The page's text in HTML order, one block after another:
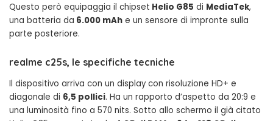
Questo però equipaggia il chipset Helio G85 di MediaTek,
una batteria da 6.000 mAh e un sensore di impronte sulla
parte posteriore.
realme c25s, le specifiche tecniche
Il dispositivo arriva con un display con risoluzione HD+ e
diagonale di 6,5 pollici. Ha un rapporto d’aspetto da 20:9 e
una luminosità fino a 570 nits. Sotto allo schermo il già citato